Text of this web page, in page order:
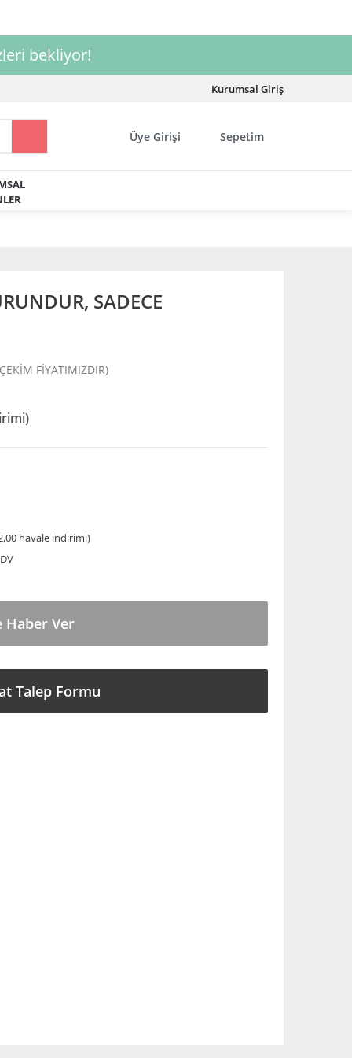
bekliyor!
Kurumsal Giriş
Üye Girişi Sepetim
SADECE
FİYATIMIZDIR)
havale indirimi)
Haber Ver
Talep Formu